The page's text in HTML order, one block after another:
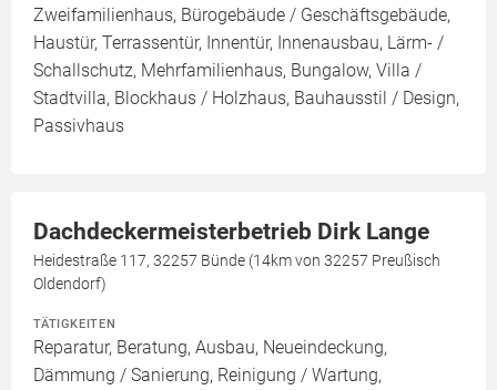
Zweifamilienhaus, Bürogebäude / Geschäftsgebäude,
Haustür, Terrassentür, Innentür, Innenausbau, Lärm- /
Schallschutz, Mehrfamilienhaus, Bungalow, Villa /
Stadtvilla, Blockhaus / Holzhaus, Bauhausstil / Design,
Passivhaus
Dachdeckermeisterbetrieb Dirk Lange
Heidestraße 117, 32257 Bünde (14km von 32257 Preußisch
Oldendorf)
TÄTIGKEITEN
Reparatur, Beratung, Ausbau, Neueindeckung,
Dämmung / Sanierung, Reinigung / Wartung,